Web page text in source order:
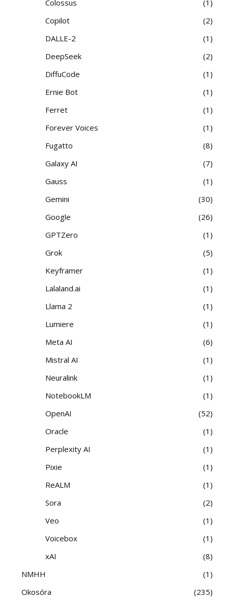
Colossus
1
Copilot
2
DALLE-2
1
DeepSeek
2
DiffuCode
1
Ernie Bot
1
Ferret
1
Forever Voices
1
Fugatto
8
Galaxy AI
7
Gauss
1
Gemini
30
Google
26
GPTZero
1
Grok
5
Keyframer
1
Lalaland.ai
1
Llama 2
1
Lumiere
1
Meta AI
6
Mistral AI
1
Neuralink
1
NotebookLM
1
OpenAI
52
Oracle
1
Perplexity AI
1
Pixie
1
ReALM
1
Sora
2
Veo
1
Voicebox
1
xAI
8
NMHH
1
Okosóra
235